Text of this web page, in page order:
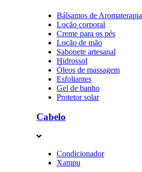
Bálsamos de Aromaterapia
Loção corporal
Creme para os pés
Loção de mão
Sabonete artesanal
Hidrossol
Óleos de massagem
Esfoliantes
Gel de banho
Protetor solar
Cabelo
Condicionador
Xampu